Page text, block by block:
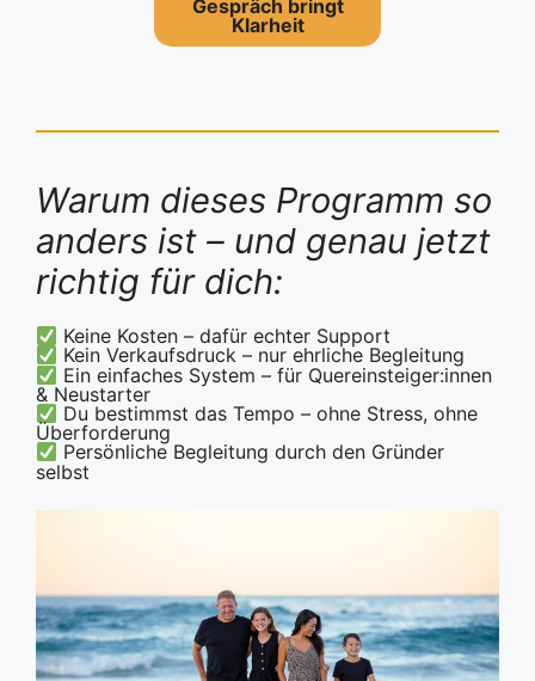
Gespräch bringt
Klarheit
Warum dieses Programm so
anders ist – und genau jetzt
richtig für dich:
Keine Kosten – dafür echter Support
Kein Verkaufsdruck – nur ehrliche Begleitung
Ein einfaches System – für Quereinsteiger:innen
& Neustarter
Du bestimmst das Tempo – ohne Stress, ohne
Überforderung
Persönliche Begleitung durch den Gründer
selbst